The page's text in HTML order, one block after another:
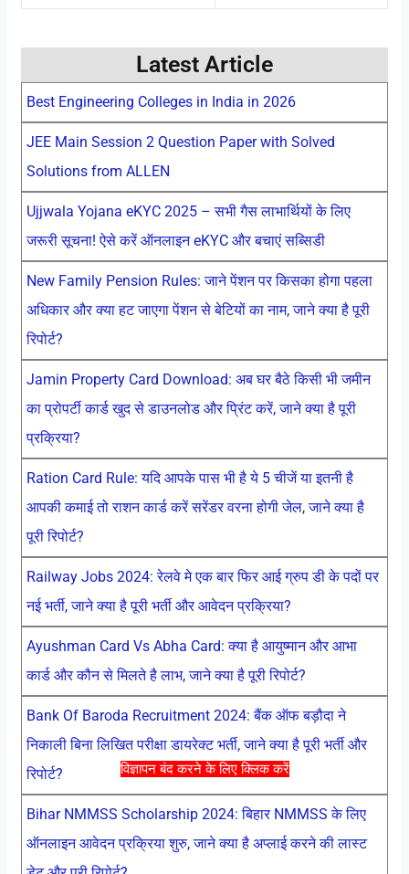
विज्ञापन बंद करने के लिए क्लिक करें
Latest Article
Best Engineering Colleges in India in 2026
JEE Main Session 2 Question Paper with Solved
Solutions from ALLEN
Ujjwala Yojana eKYC 2025 – सभी गैस लाभार्थियों के लिए
जरूरी सूचना! ऐसे करें ऑनलाइन eKYC और बचाएं सब्सिडी
New Family Pension Rules: जाने पेंशन पर किसका होगा पहला
अधिकार और क्या हट जाएगा पेंशन से बेटियों का नाम, जाने क्या है पूरी
रिपोर्ट?
Jamin Property Card Download: अब घर बैठे किसी भी जमीन
का प्रोपर्टी कार्ड खुद से डाउनलोड और प्रिंट करें, जाने क्या है पूरी
प्रक्रिया?
Ration Card Rule: यदि आपके पास भी है ये 5 चीजें या इतनी है
आपकी कमाई तो राशन कार्ड करें सरेंडर वरना होगी जेल, जाने क्या है
पूरी रिपोर्ट?
Railway Jobs 2024: रेलवे मे एक बार फिर आई ग्रुप डी के पदों पर
नई भर्ती, जाने क्या है पूरी भर्ती और आवेदन प्रक्रिया?
Ayushman Card Vs Abha Card: क्या है आयुष्मान और आभा
कार्ड और कौन से मिलते है लाभ, जाने क्या है पूरी रिपोर्ट?
Bank Of Baroda Recruitment 2024: बैंक ऑफ बड़ौदा ने
निकाली बिना लिखित परीक्षा डायरेक्ट भर्ती, जाने क्या है पूरी भर्ती और
रिपोर्ट?
Bihar NMMSS Scholarship 2024: बिहार NMMSS के लिए
ऑनलाइन आवेदन प्रक्रिया शुरु, जाने क्या है अप्लाई करने की लास्ट